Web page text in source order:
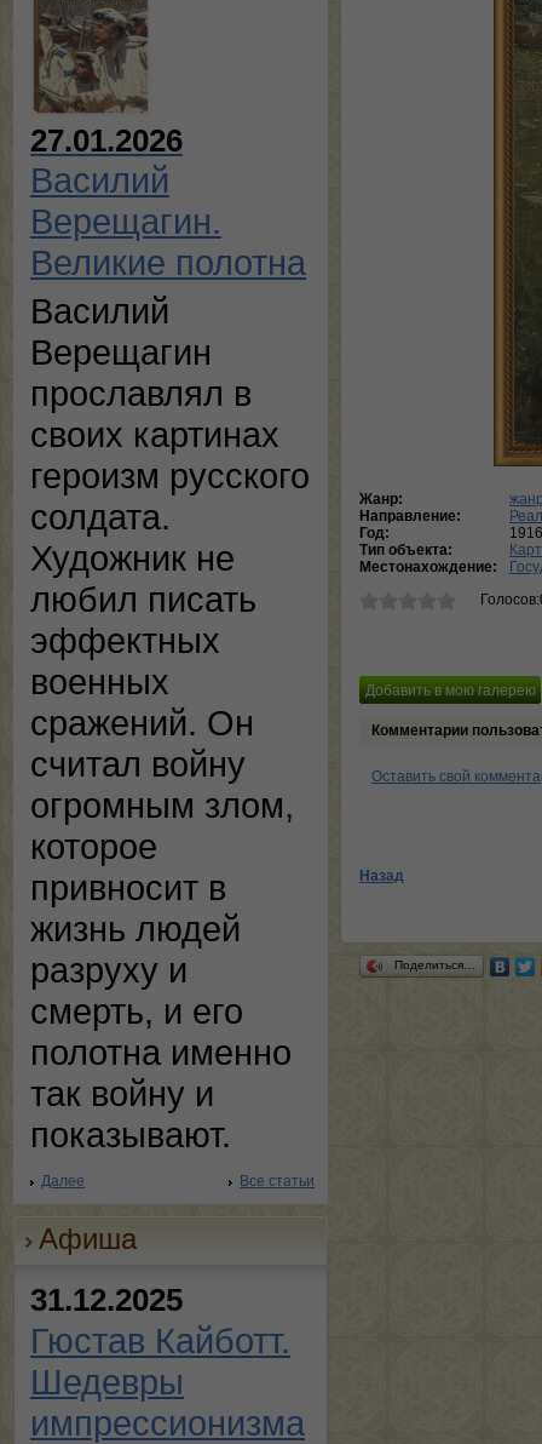
27.01.2026
Василий
Верещагин.
Великие полотна
Василий
Верещагин
прославлял в
своих картинах
героизм русского
солдата.
Художник не
любил писать
эффектных
военных
сражений. Он
считал войну
огромным злом,
которое
привносит в
жизнь людей
разруху и
смерть, и его
полотна именно
так войну и
показывают.
Далее Все статьи
Афиша
31.12.2025
Гюстав Кайботт.
Шедевры
импрессионизма
Жанр:
Направление:
Год:
1916
Тип объекта:
Местонахождение:
Комментарии
Оставить свой
Назад
Поделиться…